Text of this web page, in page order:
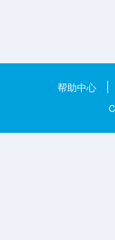
帮助中心